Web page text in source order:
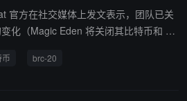
官方在社交媒体上发文表示，团队已关
化（Magic Eden 将关闭其比特币和 EV
Runes 和 brc-20 的基础设施建设。未
brc-20